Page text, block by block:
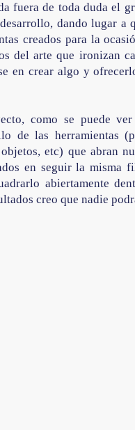
fuera de toda duda el
dando lugar a
creados para la
del arte que ironizan
en crear algo y
como se puede
de las herramientas
etc) que abran
en seguir la misma
abiertamente
creo que nadie